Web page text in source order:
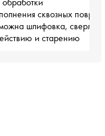
сквозных
шлифовка,
и старению